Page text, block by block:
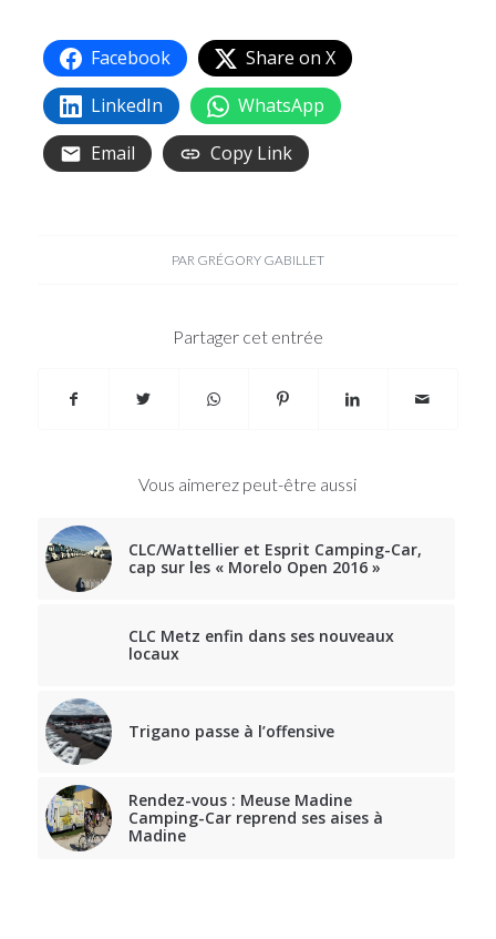
Facebook
Share on X
LinkedIn
WhatsApp
Email
Copy Link
PAR GRÉGORY GABILLET
Partager cet entrée
Vous aimerez peut-être aussi
CLC/Wattellier et Esprit Camping-Car,
cap sur les « Morelo Open 2016 »
CLC Metz enfin dans ses nouveaux
locaux
Trigano passe à l’offensive
Rendez-vous : Meuse Madine
Camping-Car reprend ses aises à
Madine